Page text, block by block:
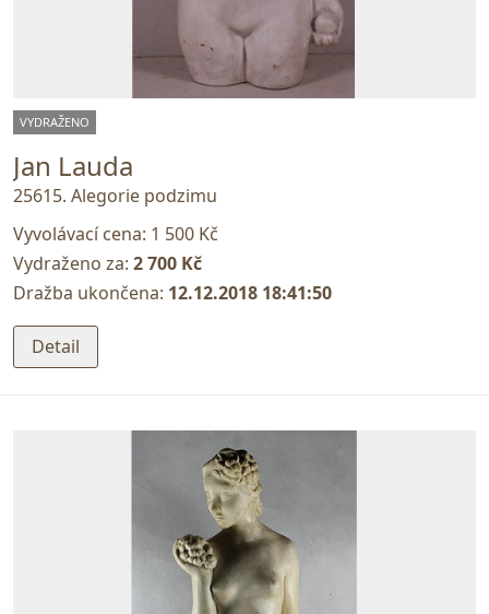
VYDRAŽENO
Jan Lauda
25615. Alegorie podzimu
Vyvolávací cena: 1 500 Kč
Vydraženo za: 2 700 Kč
Dražba ukončena: 12.12.2018 18:41:50
Detail